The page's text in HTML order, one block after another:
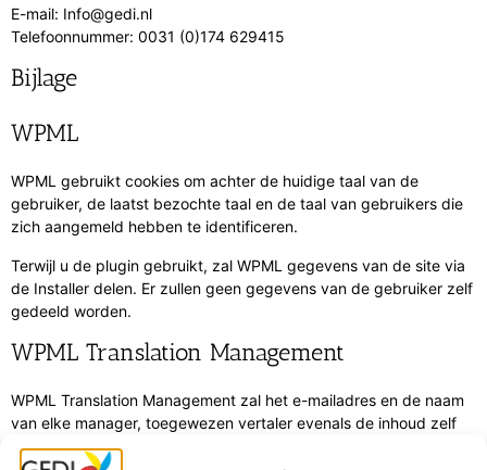
E-mail: Info@gedi.nl
Telefoonnummer: 0031 (0)174 629415
Bijlage
WPML
WPML gebruikt cookies om achter de huidige taal van de
gebruiker, de laatst bezochte taal en de taal van gebruikers die
zich aangemeld hebben te identificeren.
Terwijl u de plugin gebruikt, zal WPML gegevens van de site via
de Installer delen. Er zullen geen gegevens van de gebruiker zelf
gedeeld worden.
WPML Translation Management
WPML Translation Management zal het e-mailadres en de naam
van elke manager, toegewezen vertaler evenals de inhoud zelf
naar de Geavanceerde Vertaaleditor en de gebruiker